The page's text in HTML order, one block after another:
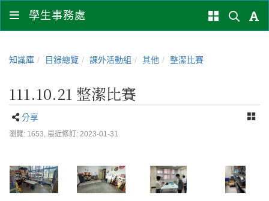
學生事務處
知識庫 目錄總覽 課外活動組 其他 整潔比賽
111.10.21 整潔比賽
分享
瀏覽: 1653, 最近修訂: 2023-01-31